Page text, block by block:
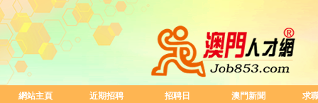
網站主頁 近期招聘 招聘日 澳門新聞 求